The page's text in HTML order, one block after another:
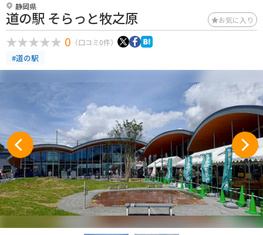
静岡県
道の駅 そらっと牧之原 お気に入り
0 （口コミ0件）
#道の駅